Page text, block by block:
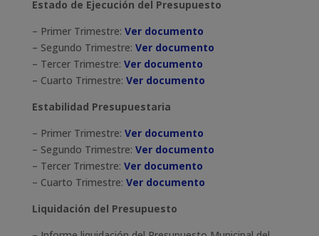
Estado de Ejecución del Presupuesto
– Primer Trimestre: Ver documento
– Segundo Trimestre: Ver documento
– Tercer Trimestre: Ver documento
– Cuarto Trimestre: Ver documento
Estabilidad Presupuestaria
– Primer Trimestre: Ver documento
– Segundo Trimestre: Ver documento
– Tercer Trimestre: Ver documento
– Cuarto Trimestre: Ver documento
Liquidación del Presupuesto